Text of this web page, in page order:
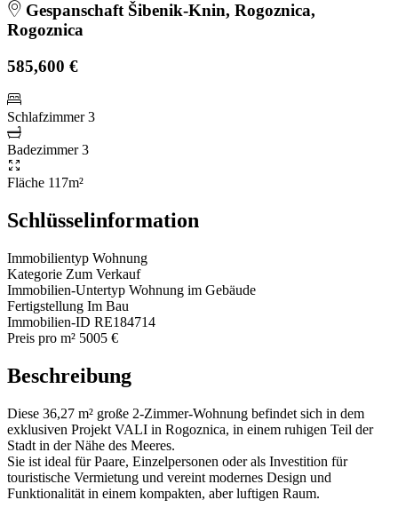
Gespanschaft Šibenik-Knin, Rogoznica,
Rogoznica
585,600 €
Schlafzimmer 3
Badezimmer 3
Fläche 117m²
Schlüsselinformation
Immobilientyp Wohnung
Kategorie Zum Verkauf
Immobilien-Untertyp Wohnung im Gebäude
Fertigstellung Im Bau
Immobilien-ID RE184714
Preis pro m² 5005 €
Beschreibung
Diese 36,27 m² große 2-Zimmer-Wohnung befindet sich in dem
exklusiven Projekt VALI in Rogoznica, in einem ruhigen Teil der
Stadt in der Nähe des Meeres.
Sie ist ideal für Paare, Einzelpersonen oder als Investition für
touristische Vermietung und vereint modernes Design und
Funktionalität in einem kompakten, aber luftigen Raum.